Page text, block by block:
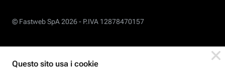
© Fastweb SpA 2026 - P.IVA 12878470157